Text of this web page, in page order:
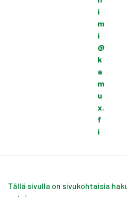
i
m
i
@
k
a
m
u
x.
f
i
Tällä sivulla on sivukohtaisia